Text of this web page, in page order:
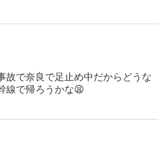
故で奈良で足止め中だからどうな
線で帰ろうかな😫